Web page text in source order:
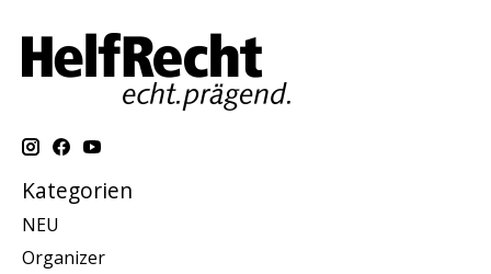
Kategorien
NEU
Organizer